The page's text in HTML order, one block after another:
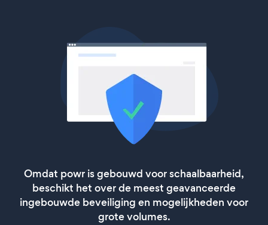
Omdat powr is gebouwd voor schaalbaarheid,
beschikt het over de meest geavanceerde
ingebouwde beveiliging en mogelijkheden voor
grote volumes.